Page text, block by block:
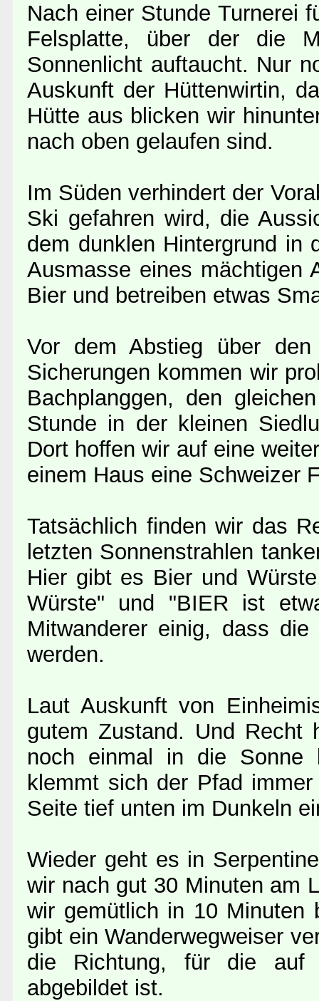
Nach einer Stunde Turnerei
Felsplatte, über der die
Sonnenlicht auftaucht. Nur
Auskunft der Hüttenwirtin,
Hütte aus blicken wir
nach oben gelaufen sind.
Im Süden verhindert der
Ski gefahren wird, die
dem dunklen Hintergrund in
Ausmasse eines mächtigen
Bier und betreiben etwas
Vor dem Abstieg über
Sicherungen kommen wir
Bachplanggen, den
Stunde in der kleinen
Dort hoffen wir auf eine
einem Haus eine Schweizer
Tatsächlich finden wir das
letzten Sonnenstrahlen
Hier gibt es Bier und
Würste" und "BIER ist
Mitwanderer einig, dass
werden.
Laut Auskunft von
gutem Zustand. Und Recht
noch einmal in die Sonne
klemmt sich der Pfad
Seite tief unten im Dunkeln
Wieder geht es in
wir nach gut 30 Minuten am
wir gemütlich in 10 Minuten
gibt ein Wanderwegweiser
die Richtung, für die auf
abgebildet ist.